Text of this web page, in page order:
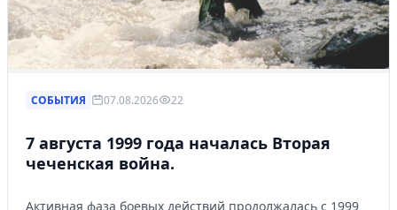
СОБЫТИЯ 07.08.2026 22
7 августа 1999 года началась Вторая
чеченская война.
Активная фаза боевых действий продолжалась с 1999